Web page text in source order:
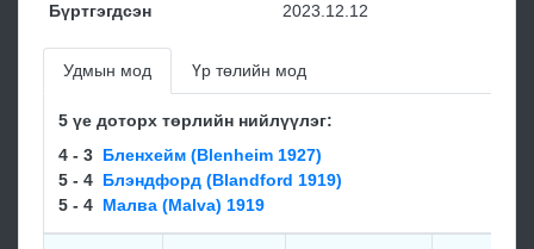
Бүртгэгдсэн
2023.12.12
Удмын мод Үр төлийн мод
5 үе доторх төрлийн нийлүүлэг:
4 - 3 Бленхейм (Blenheim 1927)
5 - 4 Блэндфорд (Blandford 1919)
5 - 4 Малва (Malva) 1919